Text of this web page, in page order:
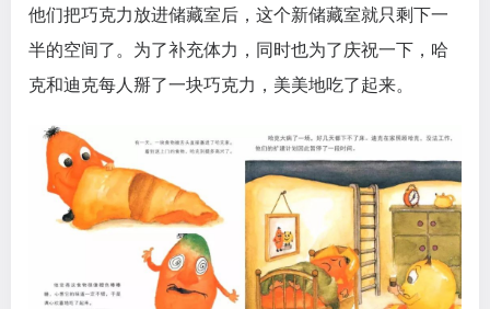
他们把巧克力放进储藏室后，这个新储藏室就只剩下一
半的空间了。为了补充体力，同时也为了庆祝一下，哈
克和迪克每人掰了一块巧克力，美美地吃了起来。